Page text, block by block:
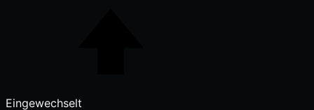
Eingewechselt